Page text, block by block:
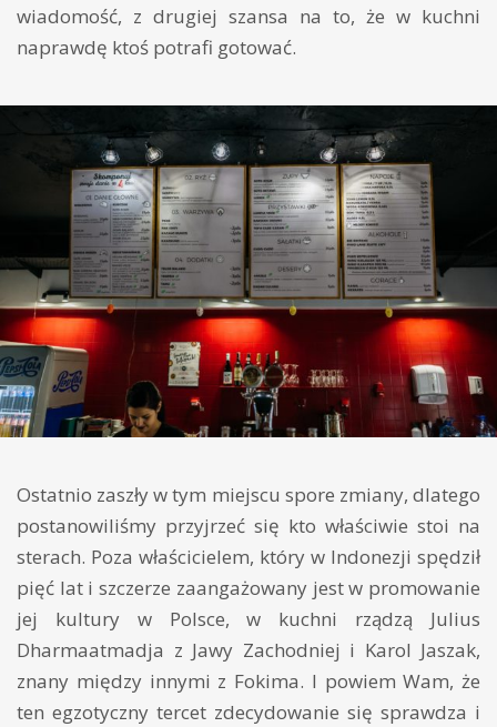
wiadomość, z drugiej szansa na to, że w kuchni
naprawdę ktoś potrafi gotować.
Ostatnio zaszły w tym miejscu spore zmiany, dlatego
postanowiliśmy przyjrzeć się kto właściwie stoi na
sterach. Poza właścicielem, który w Indonezji spędził
pięć lat i szczerze zaangażowany jest w promowanie
jej kultury w Polsce, w kuchni rządzą Julius
Dharmaatmadja z Jawy Zachodniej i Karol Jaszak,
znany między innymi z Fokima. I powiem Wam, że
ten egzotyczny tercet zdecydowanie się sprawdza i